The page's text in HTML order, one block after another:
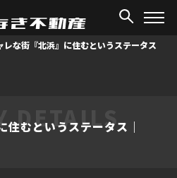
レな街『北浜』に住むというステータス
DETAILS
むというステータス｜